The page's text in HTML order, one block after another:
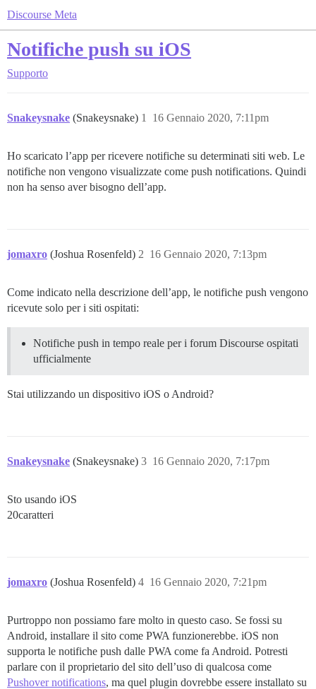
Discourse Meta
Notifiche push su iOS
Supporto
Snakeysnake (Snakeysnake) 16 Gennaio 2020, 7:11pm
1
Ho scaricato l’app per ricevere notifiche su determinati siti web. Le
notifiche non vengono visualizzate come push notifications. Quindi
non ha senso aver bisogno dell’app.
jomaxro (Joshua Rosenfeld) 16 Gennaio 2020, 7:13pm
2
Come indicato nella descrizione dell’app, le notifiche push vengono
ricevute solo per i siti ospitati:
Notifiche push in tempo reale per i forum Discourse ospitati
ufficialmente
Stai utilizzando un dispositivo iOS o Android?
Snakeysnake (Snakeysnake) 16 Gennaio 2020, 7:17pm
3
Sto usando iOS
20caratteri
jomaxro (Joshua Rosenfeld) 16 Gennaio 2020, 7:21pm
4
Purtroppo non possiamo fare molto in questo caso. Se fossi su
Android, installare il sito come PWA funzionerebbe. iOS non
supporta le notifiche push dalle PWA come fa Android. Potresti
parlare con il proprietario del sito dell’uso di qualcosa come
Pushover notifications, ma quel plugin dovrebbe essere installato su